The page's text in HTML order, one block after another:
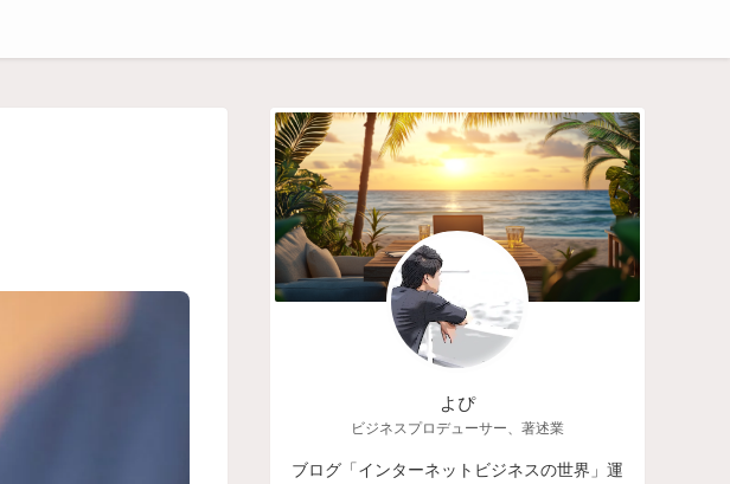
よぴ
ビジネスプロデューサー、著述業
ブログ「インターネットビジネスの世界」運